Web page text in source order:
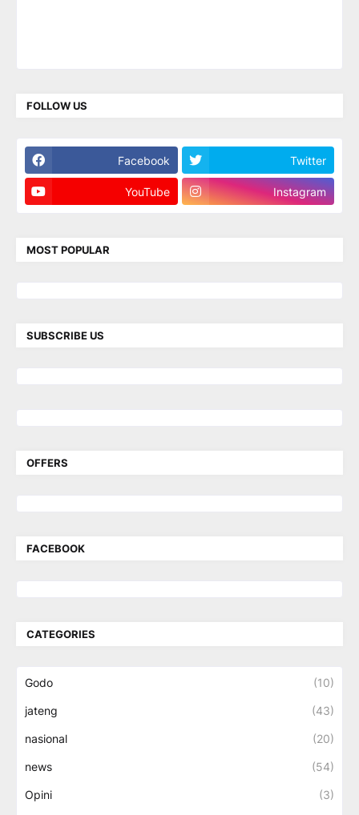
FOLLOW US
Facebook Twitter
YouTube Instagram
MOST POPULAR
SUBSCRIBE US
OFFERS
FACEBOOK
CATEGORIES
Godo (10)
jateng (43)
nasional (20)
news (54)
Opini (3)